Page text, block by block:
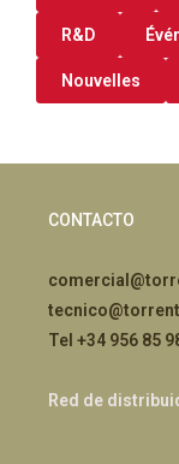
R&D
Nouvelles
CONTACTO
Tel +34 956 85
Red de